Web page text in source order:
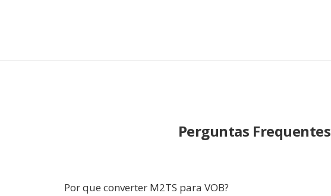
Perguntas Frequentes
Por que converter M2TS para VOB?